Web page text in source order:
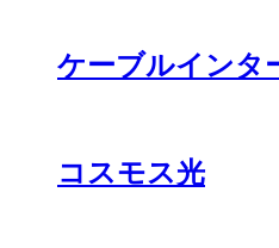
ケーブルインタ
コスモス光